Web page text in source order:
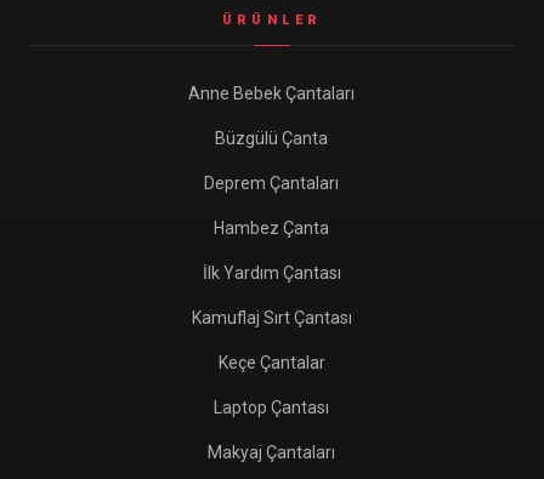
ÜRÜNLER
Anne Bebek Çantaları
Büzgülü Çanta
Deprem Çantaları
Hambez Çanta
İlk Yardım Çantası
Kamuflaj Sırt Çantası
Keçe Çantalar
Laptop Çantası
Makyaj Çantaları